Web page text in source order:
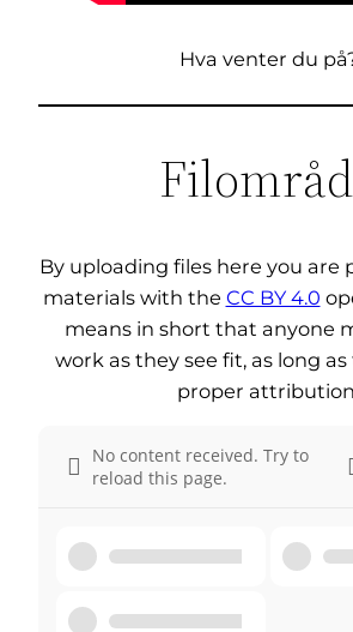
Hva venter du
By uploading files here you are
materials with the CC BY 4.0
means in short that anyone
work as they see fit, as long
proper
No content received. Try to
reload this page.